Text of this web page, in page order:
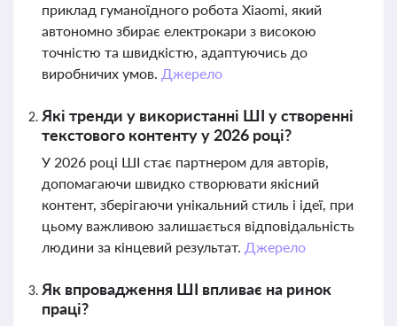
приклад гуманоїдного робота Xiaomi, який
автономно збирає електрокари з високою
точністю та швидкістю, адаптуючись до
виробничих умов. Джерело
Які тренди у використанні ШІ у створенні
текстового контенту у 2026 році?
У 2026 році ШІ стає партнером для авторів,
допомагаючи швидко створювати якісний
контент, зберігаючи унікальний стиль і ідеї, при
цьому важливою залишається відповідальність
людини за кінцевий результат. Джерело
Як впровадження ШІ впливає на ринок
праці?